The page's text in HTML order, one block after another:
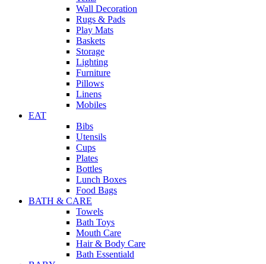
Wall Decoration
Rugs & Pads
Play Mats
Baskets
Storage
Lighting
Furniture
Pillows
Linens
Mobiles
EAT
Bibs
Utensils
Cups
Plates
Bottles
Lunch Boxes
Food Bags
BATH & CARE
Towels
Bath Toys
Mouth Care
Hair & Body Care
Bath Essentiald